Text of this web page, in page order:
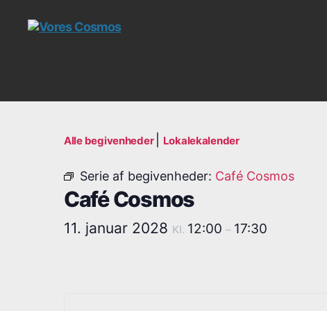
Cosmos
Alle begivenheder Lokalekalender
Serie af begivenheder: Café Cosmos
Café Cosmos
11. januar 2028 Kl. 12:00 – 17:30